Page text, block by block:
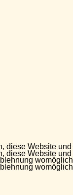
diese Website
diese Website